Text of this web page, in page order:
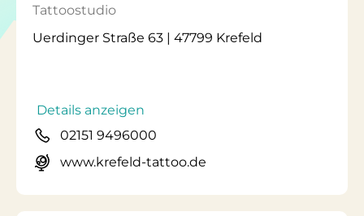
Tattoostudio
Uerdinger Straße 63 | 47799 Krefeld
Details anzeigen
02151 9496000
www.krefeld-tattoo.de